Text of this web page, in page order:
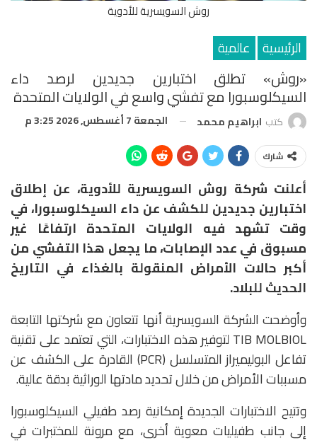
روش السويسرية للأدوية
الرئيسية عالمية
«روش» تطلق اختبارين جديدين لرصد داء
السيكلوسبورا مع تفشي واسع في الولايات المتحدة
كتب ابراهيم محمد الجمعة 7 أغسطس, 2026 3:25 م
شارك
أعلنت شركة روش السويسرية للأدوية، عن إطلاق
اختبارين جديدين للكشف عن داء السيكلوسبورا، في
وقت تشهد فيه الولايات المتحدة ارتفاعًا غير
مسبوق في عدد الإصابات، ما يجعل هذا التفشي من
أكبر حالات الأمراض المنقولة بالغذاء في التاريخ
الحديث للبلاد.
وأوضحت الشركة السويسرية أنها تتعاون مع شركتها التابعة
TIB MOLBIOL لتوفير هذه الاختبارات، التي تعتمد على تقنية
تفاعل البوليميراز المتسلسل (PCR) القادرة على الكشف عن
مسببات الأمراض من خلال تحديد مادتها الوراثية بدقة عالية.
وتتيح الاختبارات الجديدة إمكانية رصد طفيلي السيكلوسبورا
إلى جانب طفيليات معوية أخرى، مع مرونة للمختبرات في